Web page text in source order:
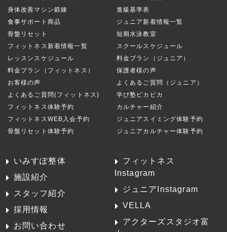
身体改善マシン鍛錬
食事サポート商品
骨盤リセット
フィットネス新着情報一覧
レッスンスケジュール
料金プラン（フィットネス）
お客様の声
よくあるご質問(フィットネス)
フィットネス体験予約
フィットネスWEB入会予約
骨盤リセット体験予約
進級基準表
ジュニア新着情報一覧
短期水泳教室
スクールスケジュール
料金プラン（ジュニア）
保護者様の声
よくあるご質問（ジュニア）
学び塾ピカピカ
カルチャー紹介
ジュニアスイミング体験予約
ジュニアカルチャー体験予約
いみすぽ整体
施設紹介
スタッフ紹介
採用情報
お問い合わせ
フィットネス
Instagram
ジュニアInstagram
VELLA
アクターズスタジオ富